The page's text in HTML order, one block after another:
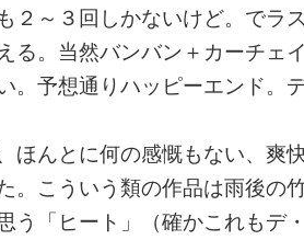
２～３回しかないけど。でラ
る。当然バンバン＋カーチェイ
。予想通りハッピーエンド。
ほんとに何の感慨もない、爽
。こういう類の作品は雨後の
う「ヒート」（確かこれもデ